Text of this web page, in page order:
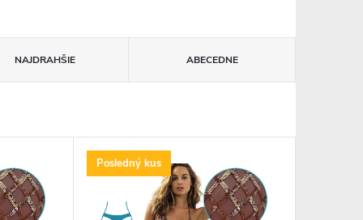
NAJDRAHŠIE ABECEDNE
Posledný kus